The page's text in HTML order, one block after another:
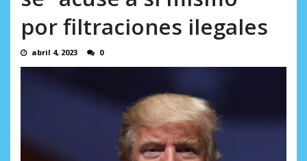
por filtraciones ilegales
abril 4, 2023 0